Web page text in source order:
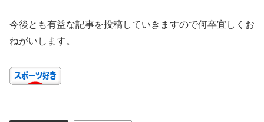
今後とも有益な記事を投稿していきますので何卒宜しくお
ねがいします。